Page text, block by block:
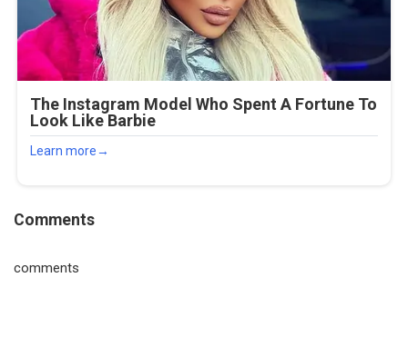
Comments
comments